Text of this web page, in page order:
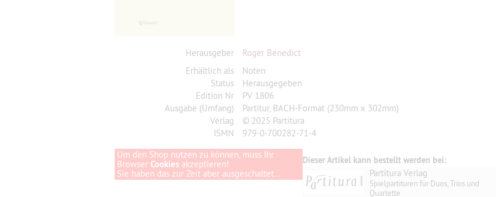
Herausgeber
Roger Benedict
Erhältlich als
Noten
Status
Herausgegeben
Edition Nr
PV 1806
Ausgabe (Umfang)
Partitur, BACH-Format (230mm x 302mm)
Verlag
© 2025 Partitura
ISMN
979-0-700282-71-4
Um den Shop nutzen zu können, muss Ihr
Browser Cookies akzeptieren!
Sie haben das zur Zeit aber ausgeschaltet...
Dieser Artikel kann bestellt werden bei:
Partitura Verlag
Spielpartituren für Duos, Trios und
Quartette